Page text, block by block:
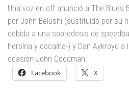
Una voz en off anunció a The Blues
por John Belushi (sustituído por su
debida a una sobredosis de
heroína y cocaína-) y Dan Aykroyd a
ocasión John Goodman.
Facebook X